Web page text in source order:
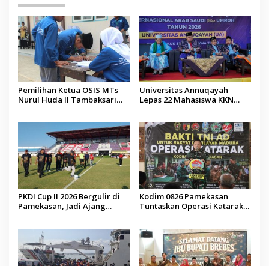
Pemilihan Ketua OSIS MTs
Nurul Huda II Tambaksari
Universitas Annuqayah
Lepas 22 Mahasiswa KKN
PKDI Cup II 2026 Bergulir di
Pamekasan, Jadi Ajang
Kodim 0826 Pamekasan
Tuntaskan Operasi Katarak